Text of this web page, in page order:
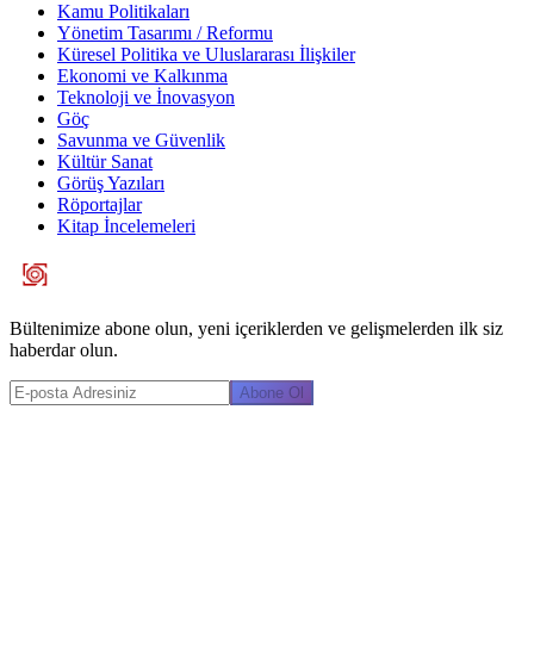
Kamu Politikaları
Yönetim Tasarımı / Reformu
Küresel Politika ve Uluslararası İlişkiler
Ekonomi ve Kalkınma
Teknoloji ve İnovasyon
Göç
Savunma ve Güvenlik
Kültür Sanat
Görüş Yazıları
Röportajlar
Kitap İncelemeleri
Bültenimize abone olun, yeni içeriklerden ve gelişmelerden ilk siz
haberdar olun.
Abone Ol